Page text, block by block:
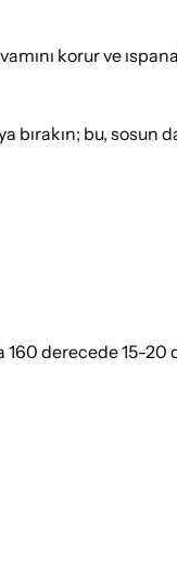
korur ve
bu, sosun
160 derecede 15-